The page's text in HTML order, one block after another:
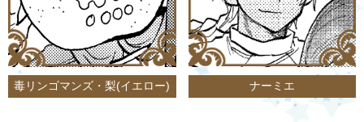
毒リンゴマンズ・梨(イエロー) ナーミエ